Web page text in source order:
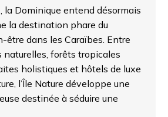
la Dominique entend désormais
la destination phare du
être dans les Caraïbes. Entre
naturelles, forêts tropicales
holistiques et hôtels de luxe
l’Île Nature développe une
destinée à séduire une